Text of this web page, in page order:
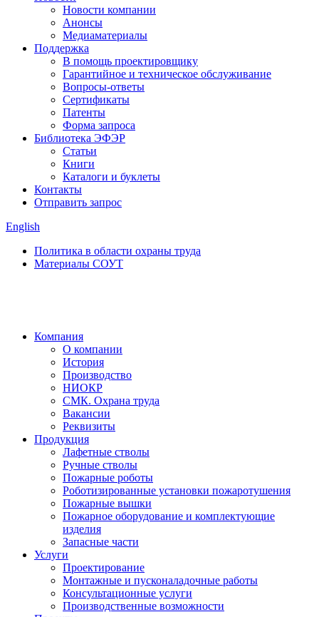
Новости компании
Анонсы
Медиаматериалы
Поддержка
В помощь проектировщику
Гарантийное и техническое обслуживание
Вопросы-ответы
Сертификаты
Патенты
Форма запроса
Библиотека ЭФЭР
Статьи
Книги
Каталоги и буклеты
Контакты
Отправить запрос
English
Политика в области охраны труда
Материалы СОУТ
Компания
О компании
История
Производство
НИОКР
СМК. Охрана труда
Вакансии
Реквизиты
Продукция
Лафетные стволы
Ручные стволы
Пожарные роботы
Роботизированные установки пожаротушения
Пожарные вышки
Пожарное оборудование и комплектующие
изделия
Запасные части
Услуги
Проектирование
Монтажные и пусконаладочные работы
Консультационные услуги
Производственные возможности